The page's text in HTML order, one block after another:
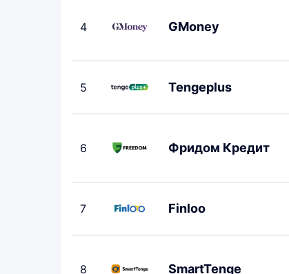
4 GMoney
5 Tengeplus
6 Фридом Кредит
7 Finloo
8 SmartTenge